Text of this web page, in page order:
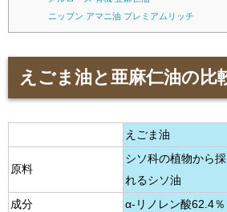
ニップン アマニ油 プレミアムリッチ
えごま油と亜麻仁油の比
えごま油
原料
シソ科の植物から採
れるシソ油
成分
α-リノレン酸62.4％